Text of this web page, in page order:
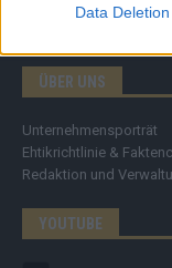
Data Deletion
ÜBER UNS
Unternehmensporträt
Ehtikrichtlinie &
Redaktion und
YOUTUBE